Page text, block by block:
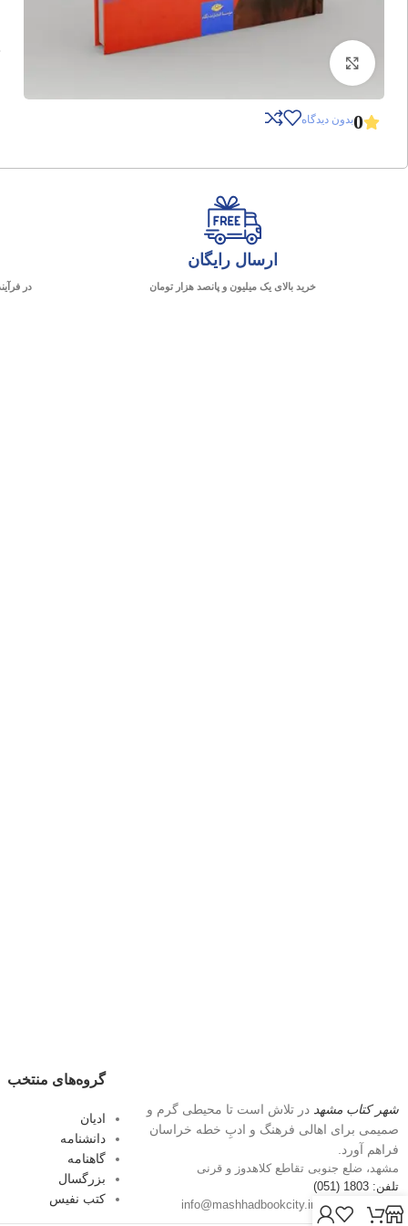
0بدون دیدگاه
ارسال رایگان
خرید بالای یک میلیون و پانصد هزار تومان در
شهر کتاب مشهد در تلاش است تا محیطی گرم و
صمیمی برای اهالی فرهنگ و ادبِ خطه خراسان
فراهم آورد.
مشهد، ضلع جنوبی تقاطع کلاهدوز و قرنی
تلفن: 1803 (051)
پست الکترونیک: info@mashhadbookcity.ir
گروه‌های منتخب
ادیان
دانشنامه
گاهنامه
بزرگسال
کتب نفیس